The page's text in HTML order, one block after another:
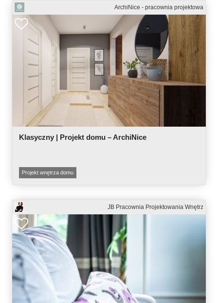
ArchiNice - pracownia projektowa
Klasyczny | Projekt domu – ArchiNice
Projekt wnętrza domu
JB Pracownia Projektowania Wnętrz